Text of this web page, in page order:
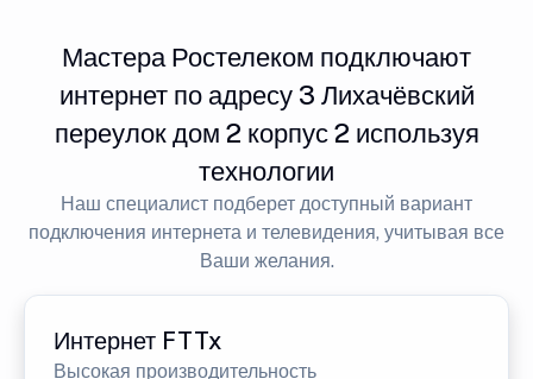
Мастера Ростелеком подключают
интернет по адресу 3 Лихачёвский
переулок дом 2 корпус 2 используя
технологии
Наш специалист подберет доступный вариант
подключения интернета и телевидения, учитывая все
Ваши желания.
Интернет FTTx
Высокая производительность